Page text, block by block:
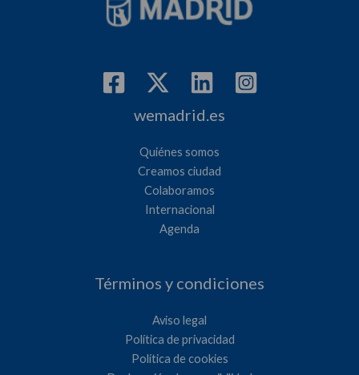
wemadrid.es
Quiénes somos
Creamos ciudad
Colaboramos
Internacional
Agenda
Términos y condiciones
Aviso legal
Política de privacidad
Política de cookies